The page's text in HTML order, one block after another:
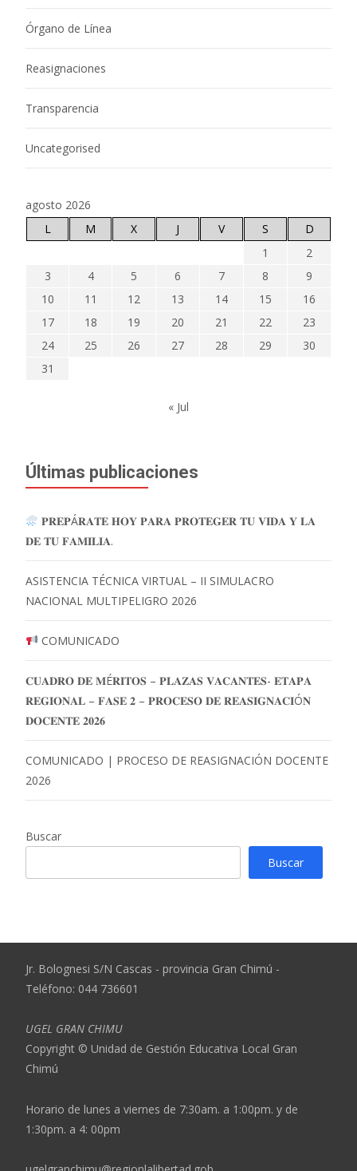
Órgano de Línea
Reasignaciones
Transparencia
Uncategorised
agosto 2026
L
M X J V S
D
1
2
3
4 5 6 7 8
9
10
11 12 13 14 15
16
17
18 19 20 21 22
23
24
25 26 27 28 29
30
31
« Jul
Últimas publicaciones
𝐏𝐑𝐄𝐏Á𝐑𝐀𝐓𝐄 𝐇𝐎𝐘 𝐏𝐀𝐑𝐀 𝐏𝐑𝐎𝐓𝐄𝐆𝐄𝐑 𝐓𝐔 𝐕𝐈𝐃𝐀 𝐘 𝐋𝐀
𝐃𝐄 𝐓𝐔 𝐅𝐀𝐌𝐈𝐋𝐈𝐀.
ASISTENCIA TÉCNICA VIRTUAL – II SIMULACRO
NACIONAL MULTIPELIGRO 2026
COMUNICADO
𝐂𝐔𝐀𝐃𝐑𝐎 𝐃𝐄 𝐌É𝐑𝐈𝐓𝐎𝐒 – 𝐏𝐋𝐀𝐙𝐀𝐒 𝐕𝐀𝐂𝐀𝐍𝐓𝐄𝐒- 𝐄𝐓𝐀𝐏𝐀
𝐑𝐄𝐆𝐈𝐎𝐍𝐀𝐋 – 𝐅𝐀𝐒𝐄 𝟐 – 𝐏𝐑𝐎𝐂𝐄𝐒𝐎 𝐃𝐄 𝐑𝐄𝐀𝐒𝐈𝐆𝐍𝐀𝐂𝐈Ó𝐍
𝐃𝐎𝐂𝐄𝐍𝐓𝐄 𝟐𝟎𝟐𝟔
COMUNICADO | PROCESO DE REASIGNACIÓN DOCENTE
2026
Buscar
Buscar
Jr. Bolognesi S/N Cascas - provincia Gran Chimú -
Teléfono: 044 736601
UGEL GRAN CHIMU
Copyright © Unidad de Gestión Educativa Local Gran
Chimú
Horario de lunes a viernes de 7:30am. a 1:00pm. y de
1:30pm. a 4: 00pm